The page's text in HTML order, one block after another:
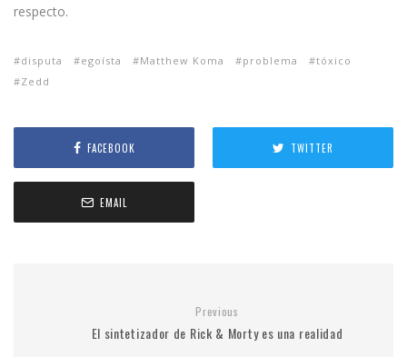
respecto.
disputa egoísta Matthew Koma problema
tóxico
Zedd
FACEBOOK TWITTER
EMAIL
Previous
El sintetizador de Rick & Morty es una realidad